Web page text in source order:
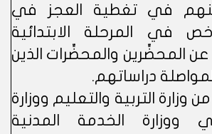
منهم في تغطية العجز في
في المرحلة الابتدائية
عن المحضِّرين والمحضِّرات الذين
دراساتهم.
وزارة التربية والتعليم ووزارة
ووزارة الخدمة المدنية